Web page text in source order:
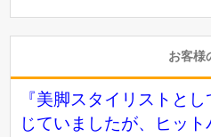
お客様
『美脚スタイリストと
じていましたが、ヒッ